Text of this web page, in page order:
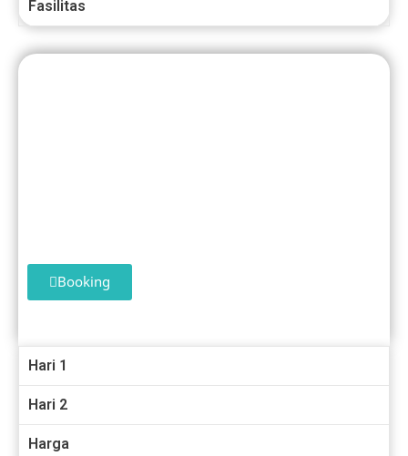
Fasilitas
Booking
Hari 1
Hari 2
Harga